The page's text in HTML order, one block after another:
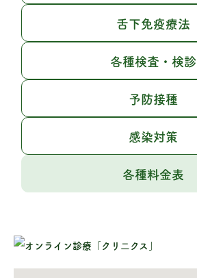
舌下免疫療法
各種検査・検診
予防接種
感染対策
各種料金表